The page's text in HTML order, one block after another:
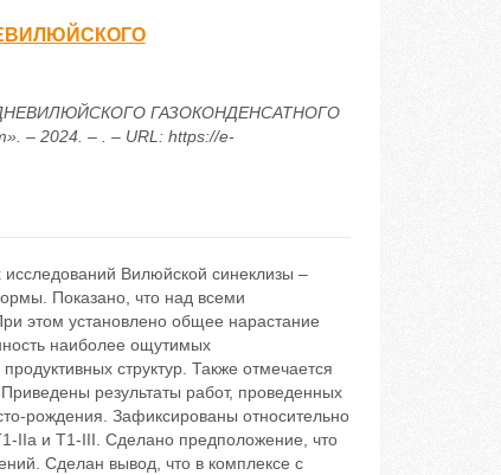
ГАЗОКОНДЕНСАТНОГО
– 2024. – . – URL: https://e-
исследований Вилюйской синеклизы –
Показано, что над всеми
этом установлено общее нарастание
наиболее ощутимых
структур. Также отмечается
результаты работ, проведенных
рождения. Зафиксированы относительно
IIа и T1-III. Сделано предположение, что
Cделан вывод, что в комплексе с